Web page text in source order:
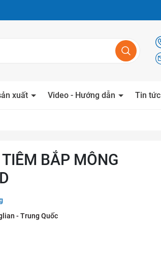
xuất Video - Hướng dẫn Tin tức
BẮP MÔNG
- Trung Quốc